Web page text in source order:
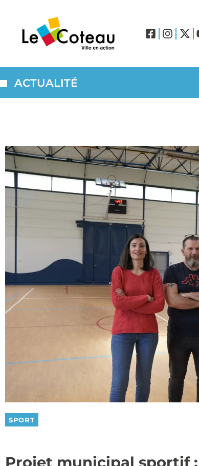
ACTUALITÉ
SPORT
Projet municipal sportif